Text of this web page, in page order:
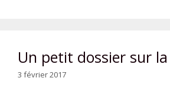
Un petit dossier sur la
3 février 2017